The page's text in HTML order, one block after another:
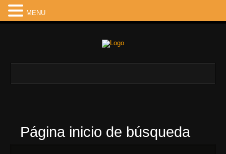
Página inicio de búsqueda
MENU